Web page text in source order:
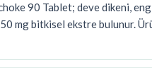
90 Tablet; deve dikeni,
mg bitkisel ekstre bulunur.